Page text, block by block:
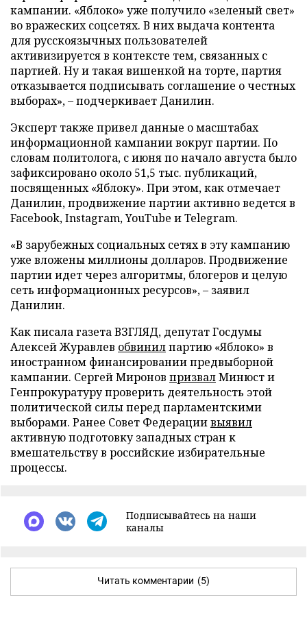
кампании. «Яблоко» уже получило «зеленый свет»
во вражеских соцсетях. В них выдача контента
для русскоязычных пользователей
активизируется в контексте тем, связанных с
партией. Ну и такая вишенкой на торте, партия
отказывается подписывать соглашение о честных
выборах», – подчеркивает Данилин.
Эксперт также привел данные о масштабах
информационной кампании вокруг партии. По
словам политолога, с июня по начало августа было
зафиксировано около 51,5 тыс. публикаций,
посвященных «Яблоку». При этом, как отмечает
Данилин, продвижение партии активно ведется в
Facebook, Instagram, YouTube и Telegram.
«В зарубежных социальных сетях в эту кампанию
уже вложены миллионы долларов. Продвижение
партии идет через алгоритмы, блогеров и целую
сеть информационных ресурсов», – заявил
Данилин.
Как писала газета ВЗГЛЯД, депутат Госдумы
Алексей Журавлев обвинилпартию «Яблоко» в
иностранном финансировании предвыборной
кампании. Сергей Миронов призвалМинюст и
Генпрокуратуру проверить деятельность этой
политической силы перед парламентскими
выборами. Ранее Совет Федерациивыявил
активную подготовку западных стран к
вмешательству в российские избирательные
процессы.
Подписывайтесь на наши
каналы
Читать комментарии (5)